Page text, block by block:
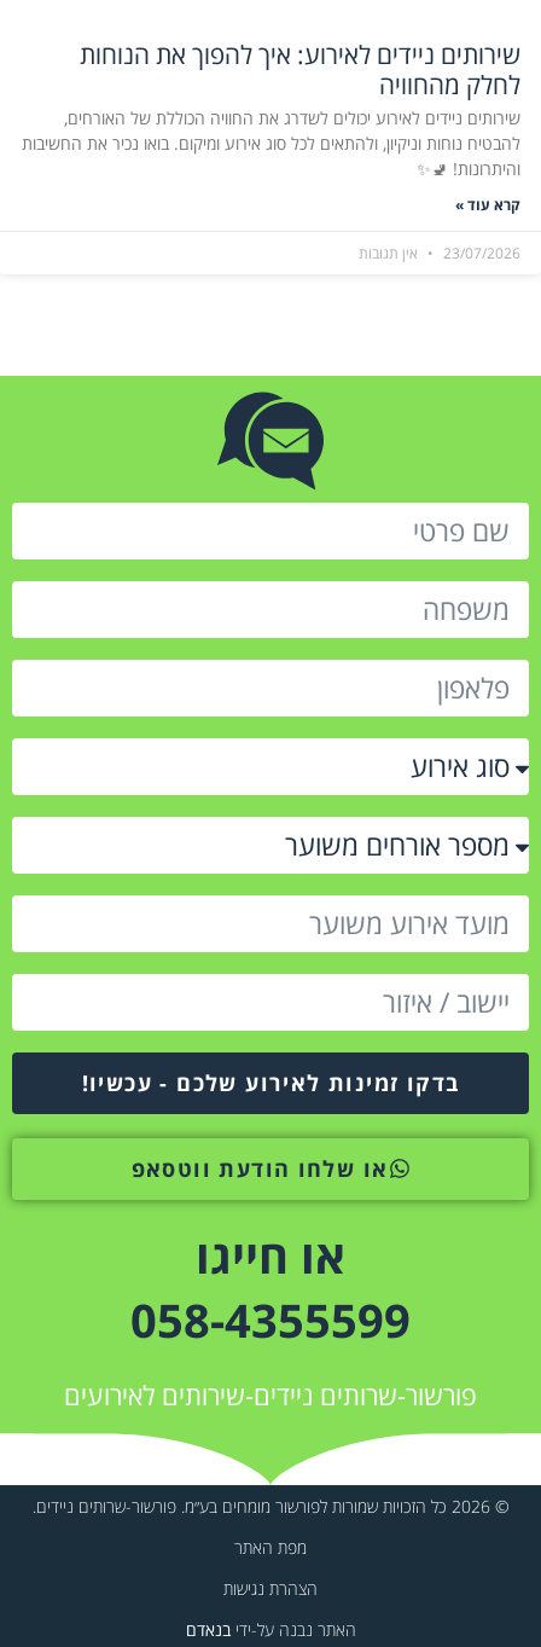
שירותים ניידים לאירוע: איך להפוך את הנוחות
לחלק מהחוויה
שירותים ניידים לאירוע יכולים לשדרג את החוויה הכוללת של האורחים,
להבטיח נוחות וניקיון, ולהתאים לכל סוג אירוע ומיקום. בואו נכיר את החשיבות
והיתרונות! 🚽✨
קרא עוד »
23/07/2026 אין תגובות
בדקו זמינות לאירוע שלכם - עכשיו!
או שלחו הודעת ווטסאפ
או חייגו
058-4355599
פורשור-שרותים ניידים-שירותים לאירועים
© 2026 כל הזכויות שמורות לפורשור מומחים בע״מ. פורשור-שרותים ניידים.
מפת האתר
הצהרת נגישות
האתר נבנה על-ידיבנאדם